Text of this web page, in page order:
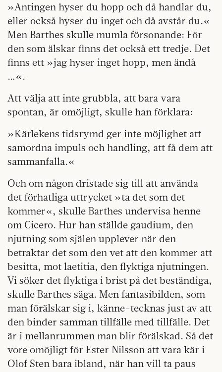
»Antingen hyser du hopp och då handlar du,
eller också hyser du inget och då avstår du.«
Men Barthes skulle mumla försonande: För
den som älskar finns det också ett tredje. Det
finns ett »jag hyser inget hopp, men ändå
…«.
Att välja att inte grubbla, att bara vara
spontan, är omöjligt, skulle han förklara:
»Kärlekens tidsrymd ger inte möjlighet att
samordna impuls och handling, att få dem att
sammanfalla.«
Och om någon dristade sig till att använda
det förhatliga uttrycket »ta det som det
kommer«, skulle Barthes undervisa henne
om Cicero. Hur han ställde gaudium, den
njutning som själen upplever när den
betraktar det som den vet att den kommer att
besitta, mot laetitia, den flyktiga njutningen.
Vi söker det flyktiga i brist på det beständiga,
skulle Barthes säga. Men fantasibilden, som
man förälskar sig i, känne-tecknas just av att
den binder samman tillfälle med tillfälle. Det
är i mellanrummen man blir förälskad. Så det
vore omöjligt för Ester Nilsson att vara kär i
Olof Sten bara ibland, när han vill ta paus